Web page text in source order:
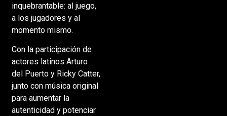
inquebrantable: al juego,
a los jugadores y al
momento mismo.
Con la participación de
actores latinos Arturo
del Puerto y Ricky Catter,
junto con música original
para aumentar la
autenticidad y potenciar